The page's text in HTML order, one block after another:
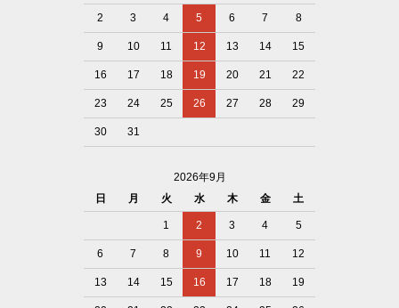
2 3 4 5 6 7 8
9 10 11 12 13 14 15
16 17 18 19 20 21 22
23 24 25 26 27 28 29
30 31
2026年9月
日
月 火 水 木 金 土
1 2 3 4 5
6 7 8 9 10 11 12
13 14 15 16 17 18 19